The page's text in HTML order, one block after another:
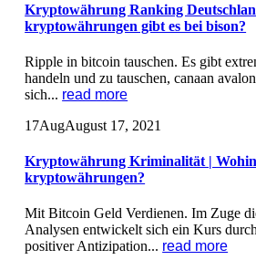
Kryptowährung Ranking
kryptowährungen gibt es bei bison?
Ripple in bitcoin tauschen. Es gibt
handeln und zu tauschen, canaan
sich... read more
17AugAugust 17, 2021
Kryptowährung Kriminalität |
kryptowährungen?
Mit Bitcoin Geld Verdienen. Im Zuge
Analysen entwickelt sich ein Kurs
positiver Antizipation... read more